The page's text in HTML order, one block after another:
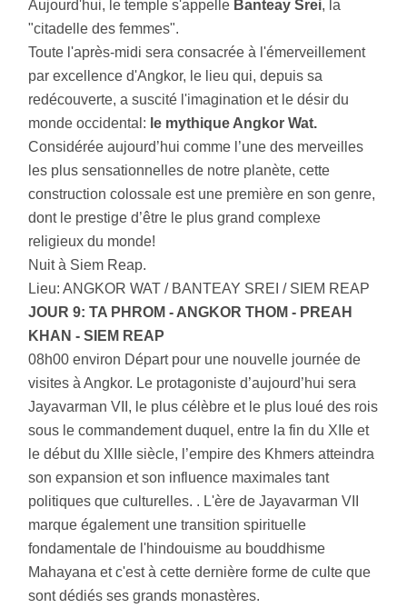
Aujourd'hui, le temple s'appelle Banteay Srei, la
"citadelle des femmes".
Toute l'après-midi sera consacrée à l'émerveillement
par excellence d'Angkor, le lieu qui, depuis sa
redécouverte, a suscité l'imagination et le désir du
monde occidental: le mythique Angkor Wat.
Considérée aujourd’hui comme l’une des merveilles
les plus sensationnelles de notre planète, cette
construction colossale est une première en son genre,
dont le prestige d’être le plus grand complexe
religieux du monde!
Nuit à Siem Reap.
Lieu: ANGKOR WAT / BANTEAY SREI / SIEM REAP
JOUR 9: TA PHROM - ANGKOR THOM - PREAH
KHAN - SIEM REAP
08h00 environ Départ pour une nouvelle journée de
visites à Angkor. Le protagoniste d’aujourd’hui sera
Jayavarman VII, le plus célèbre et le plus loué des rois
sous le commandement duquel, entre la fin du XIIe et
le début du XIIIe siècle, l’empire des Khmers atteindra
son expansion et son influence maximales tant
politiques que culturelles. . L'ère de Jayavarman VII
marque également une transition spirituelle
fondamentale de l'hindouisme au bouddhisme
Mahayana et c'est à cette dernière forme de culte que
sont dédiés ses grands monastères.